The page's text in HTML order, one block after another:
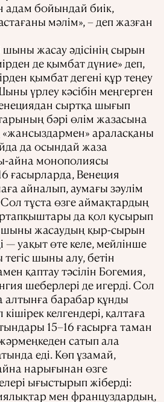
адам бойындай биік,
мәлім», – деп жазған
жасау әдісінің сырын
де қымбат дүние» деп,
қымбат дегені құр теңеу
үрлеу кәсібін меңгерген
сыртқа шығып
бәрі өлім жазасына
«жансыздармен» араласқаны
да осындай жаза
айна монополиясы
ғасырларда, Венеция
айналып, аумағы зәулім
тұста өзге аймақтардың
да қол қусырып
шыны жасаудың қыр-сырын
— уақыт өте келе, мейлінше
шыны алу, бетін
қаптау тәсілін Богемия,
шеберлері де игерді. Сол
алтынға барабар құнды
келгендері, қалтаға
15–16 ғасырға таман
сатып ала
еді. Көп ұзамай,
нарығынан өзге
ығыстырып жіберді:
мен француздардың,